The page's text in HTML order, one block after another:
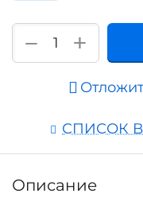
+
−
СПИСОК
Описание